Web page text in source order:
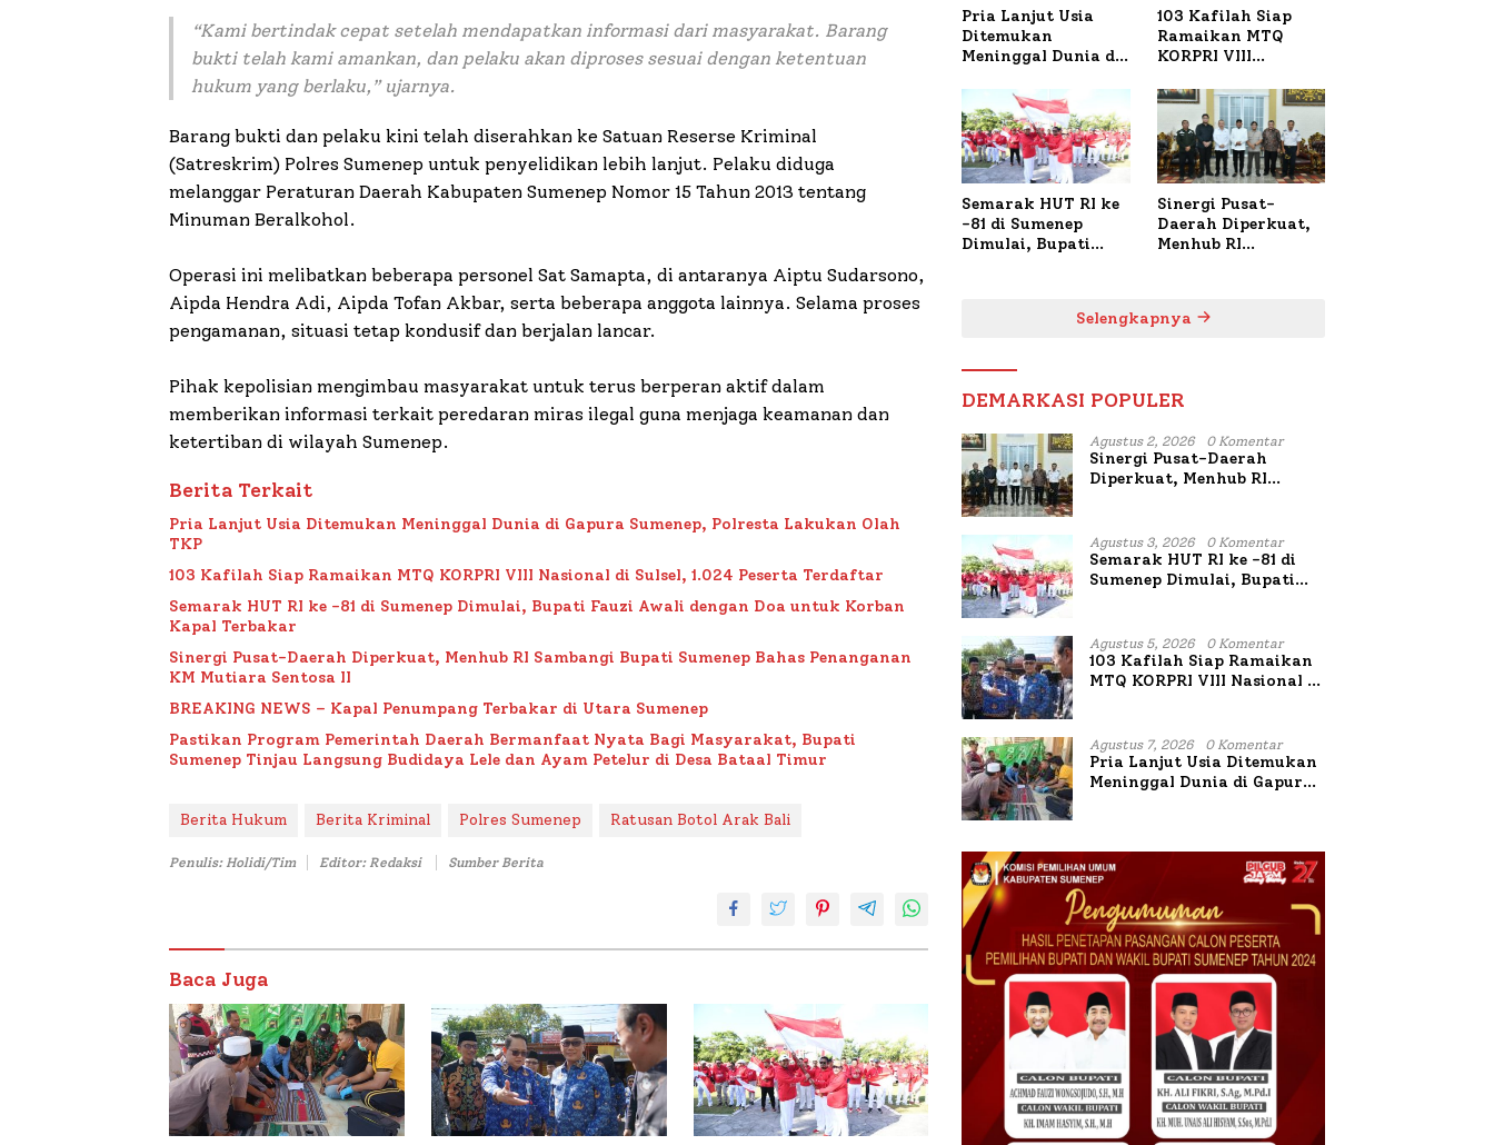
“Kami bertindak cepat setelah mendapatkan informasi dari masyarakat. Barang
bukti telah kami amankan, dan pelaku akan diproses sesuai dengan ketentuan
hukum yang berlaku,” ujarnya.
Barang bukti dan pelaku kini telah diserahkan ke Satuan Reserse Kriminal
(Satreskrim) Polres Sumenep untuk penyelidikan lebih lanjut. Pelaku diduga
melanggar Peraturan Daerah Kabupaten Sumenep Nomor 15 Tahun 2013 tentang
Minuman Beralkohol.
Operasi ini melibatkan beberapa personel Sat Samapta, di antaranya Aiptu Sudarsono,
Aipda Hendra Adi, Aipda Tofan Akbar, serta beberapa anggota lainnya. Selama proses
pengamanan, situasi tetap kondusif dan berjalan lancar.
Pihak kepolisian mengimbau masyarakat untuk terus berperan aktif dalam
memberikan informasi terkait peredaran miras ilegal guna menjaga keamanan dan
ketertiban di wilayah Sumenep.
Berita Terkait
Pria Lanjut Usia Ditemukan Meninggal Dunia di Gapura Sumenep, Polresta Lakukan Olah
TKP
103 Kafilah Siap Ramaikan MTQ KORPRI VIII Nasional di Sulsel, 1.024 Peserta Terdaftar
Semarak HUT RI ke -81 di Sumenep Dimulai, Bupati Fauzi Awali dengan Doa untuk Korban
Kapal Terbakar
Sinergi Pusat-Daerah Diperkuat, Menhub RI Sambangi Bupati Sumenep Bahas Penanganan
KM Mutiara Sentosa II
BREAKING NEWS – Kapal Penumpang Terbakar di Utara Sumenep
Pastikan Program Pemerintah Daerah Bermanfaat Nyata Bagi Masyarakat, Bupati
Sumenep Tinjau Langsung Budidaya Lele dan Ayam Petelur di Desa Bataal Timur
Berita Hukum Berita Kriminal Polres Sumenep Ratusan Botol Arak Bali
Penulis: Holidi/Tim Editor: Redaksi Sumber Berita
Baca Juga
Pria Lanjut Usia
Ditemukan
Meninggal Dunia di
Polresta Lakukan
Olah TKP
103 Kafilah Siap
Ramaikan MTQ
KORPRI VIII
1.024 Peserta
Terdaftar
Semarak HUT RI ke
-81 di Sumenep
Dimulai, Bupati
Sinergi Pusat-
Daerah Diperkuat,
Menhub RI
Mutiara Sentosa II
Selengkapnya
DEMARKASI POPULER
Agustus 2, 2026 0 Komentar
Sinergi Pusat-Daerah
Diperkuat, Menhub RI
Mutiara Sentosa II
Agustus 3, 2026 0 Komentar
Semarak HUT RI ke -81 di
Sumenep Dimulai, Bupati
Terbakar
Agustus 5, 2026 0 Komentar
103 Kafilah Siap Ramaikan
MTQ KORPRI VIII Nasional di
Agustus 7, 2026 0 Komentar
Pria Lanjut Usia Ditemukan
Meninggal Dunia di Gapura